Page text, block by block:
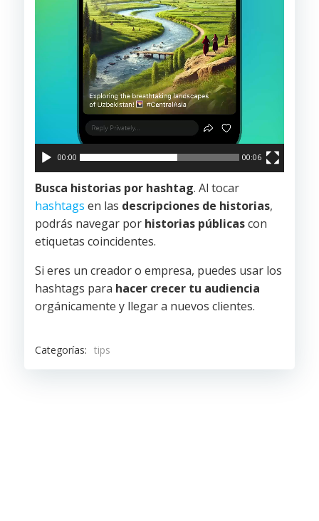
00:00 00:06
Busca historias por hashtag. Al tocar
hashtags en las descripciones de historias,
podrás navegar por historias públicascon
etiquetas coincidentes.
Si eres un creador o empresa, puedes usar los
hashtags para hacer crecer tu audiencia
orgánicamente y llegar a nuevos clientes.
Categorías: tips